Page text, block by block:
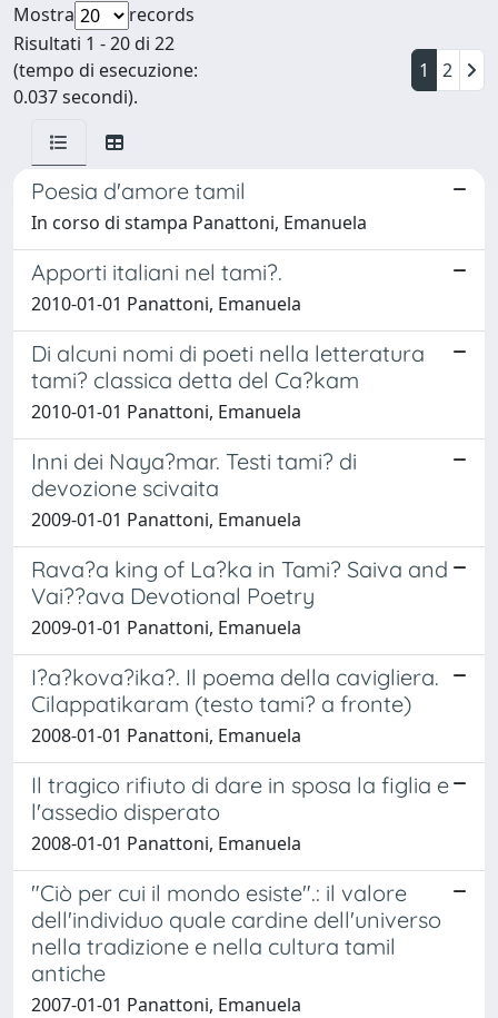
Mostra
records
Risultati 1 - 20 di 22
(tempo di esecuzione:
0.037 secondi).
1 2
Poesia d'amore tamil
In corso di stampa Panattoni, Emanuela
Apporti italiani nel tami?.
2010-01-01 Panattoni, Emanuela
Di alcuni nomi di poeti nella letteratura
tami? classica detta del Ca?kam
2010-01-01 Panattoni, Emanuela
Inni dei Naya?mar. Testi tami? di
devozione scivaita
2009-01-01 Panattoni, Emanuela
Rava?a king of La?ka in Tami? Saiva and
Vai??ava Devotional Poetry
2009-01-01 Panattoni, Emanuela
I?a?kova?ika?. Il poema della cavigliera.
Cilappatikaram (testo tami? a fronte)
2008-01-01 Panattoni, Emanuela
Il tragico rifiuto di dare in sposa la figlia e
l'assedio disperato
2008-01-01 Panattoni, Emanuela
"Ciò per cui il mondo esiste".: il valore
dell'individuo quale cardine dell'universo
nella tradizione e nella cultura tamil
antiche
2007-01-01 Panattoni, Emanuela